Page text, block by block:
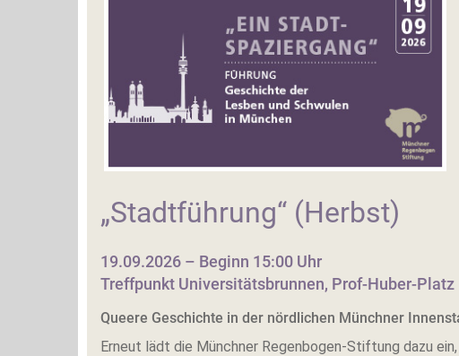
„Stadtführung“ (Herbst)
19.09.2026 – Beginn 15:00 Uhr
Treffpunkt Universitätsbrunnen, Prof-Huber-Platz
Queere Geschichte in der nördlichen Münchner
Erneut lädt die Münchner Regenbogen-Stiftung dazu